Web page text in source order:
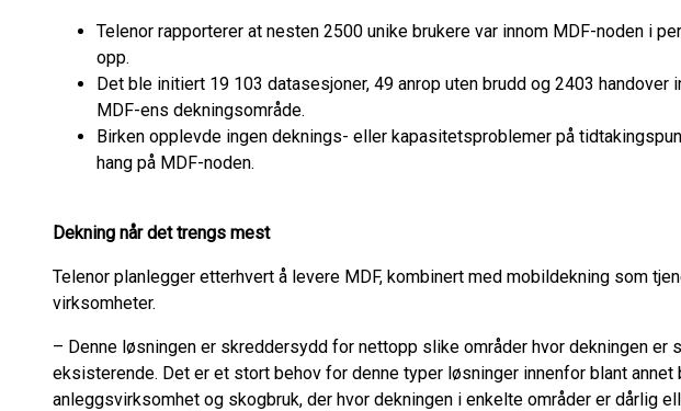
Telenor rapporterer at nesten 2500 unike brukere var innom MDF-noden i
opp.
Det ble initiert 19 103 datasesjoner, 49 anrop uten brudd og 2403 handover
MDF-ens dekningsområde.
Birken opplevde ingen deknings- eller kapasitetsproblemer på
hang på MDF-noden.
Dekning når det trengs mest
Telenor planlegger etterhvert å levere MDF, kombinert med mobildekning som
virksomheter.
– Denne løsningen er skreddersydd for nettopp slike områder hvor dekningen er
eksisterende. Det er et stort behov for denne typer løsninger innenfor blant annet
anleggsvirksomhet og skogbruk, der hvor dekningen i enkelte områder er dårlig